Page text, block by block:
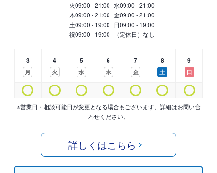
火09:00 - 21:00 水09:00 - 21:00
木09:00 - 21:00 金09:00 - 21:00
土09:00 - 19:00 日09:00 - 19:00
祝09:00 - 19:00 （定休日）なし
3
月
4
火
5
水
6
木
7
金
8
土
9
日
※営業日・相談可能日が変更となる場合もございます。詳細はお問い合
わせください。
詳しくはこちら